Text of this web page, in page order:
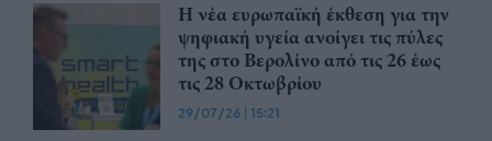
Η νέα ευρωπαϊκή έκθεση για την
ψηφιακή υγεία ανοίγει τις πύλες
της στο Βερολίνο από τις 26 έως
τις 28 Οκτωβρίου
29/07/26 | 15:21